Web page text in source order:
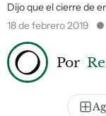
Dijo que el cierre de
18 de febrero 2019
Por